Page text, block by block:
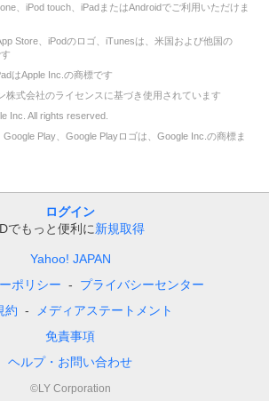
、iPod touch、iPadまたはAndroidでご利用いただけま
Store、iPodのロゴ、iTunesは、米国および他国の
はApple Inc.の商標です
株式会社のライセンスに基づき使用されています
Inc. All rights reserved.
Play、Google Playロゴは、Google Inc.の商標ま
ログイン
でもっと便利に新規取得
Yahoo! JAPAN
ポリシー
プライバシーセンター
約
メディアステートメント
免責事項
ヘルプ・お問い合わせ
©LY Corporation